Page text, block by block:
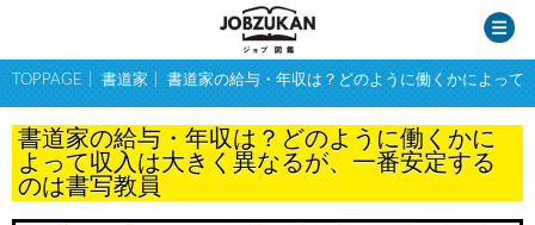
TOPPAGE 書道家 書道家の給与・年収は？どのように働くかによっ
書道家の給与・年収は？どのように働くかに
よって収入は大きく異なるが、一番安定する
のは書写教員